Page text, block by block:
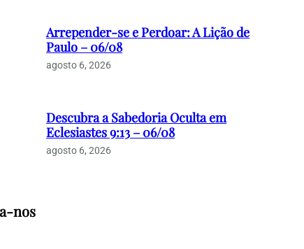
Arrepender-se e Perdoar: A Lição de
Paulo – 06/08
agosto 6, 2026
Descubra a Sabedoria Oculta em
Eclesiastes 9:13 – 06/08
agosto 6, 2026
nos